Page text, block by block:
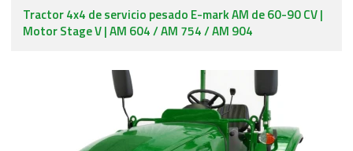
Tractor 4x4 de servicio pesado E-mark AM de 60-90 CV |
Motor Stage V | AM 604 / AM 754 / AM 904